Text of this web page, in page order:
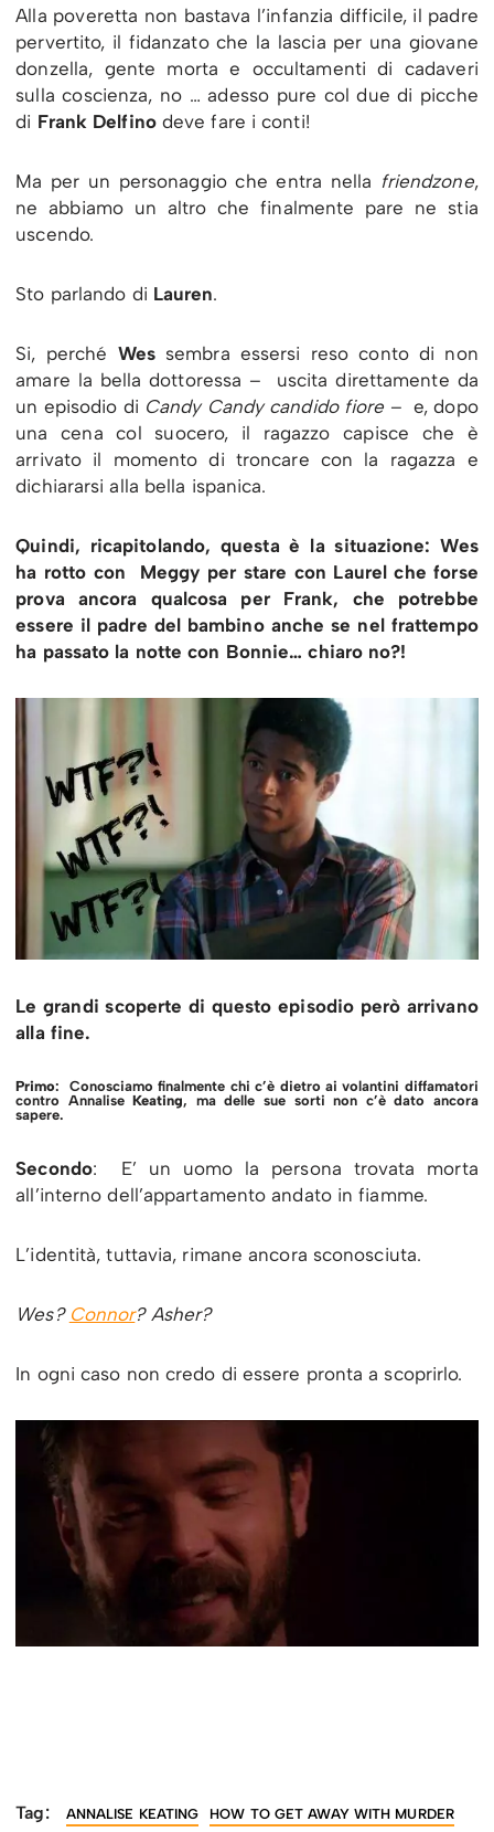
Alla poveretta non bastava l’infanzia difficile, il padre
pervertito, il fidanzato che la lascia per una giovane
donzella, gente morta e occultamenti di cadaveri
sulla coscienza, no … adesso pure col due di picche
di Frank Delfinodeve fare i conti!
Ma per un personaggio che entra nella friendzone,
ne abbiamo un altro che finalmente pare ne stia
uscendo.
Sto parlando di Lauren.
Si, perché Wessembra essersi reso conto di non
amare la bella dottoressa – uscita direttamente da
un episodio di Candy Candy candido fiore – e, dopo
una cena col suocero, il ragazzo capisce che è
arrivato il momento di troncare con la ragazza e
dichiararsi alla bella ispanica.
Quindi, ricapitolando, questa è la situazione: Wes
ha rotto con Meggy per stare con Laurel che forse
prova ancora qualcosa per Frank, che potrebbe
essere il padre del bambino anche se nel frattempo
ha passato la notte con Bonnie… chiaro no?!
Le grandi scoperte di questo episodio però arrivano
alla fine.
Primo: Conosciamo finalmente chi c’è dietro ai volantini diffamatori
contro AnnaliseKeating, ma delle sue sorti non c’è dato ancora
sapere.
Secondo: E’ un uomo la persona trovata morta
all’interno dell’appartamento andato in fiamme.
L’identità, tuttavia, rimane ancora sconosciuta.
Wes? Connor? Asher?
In ogni caso non credo di essere pronta a scoprirlo.
Tag: ANNALISE KEATING
HOW TO GET AWAY WITH MURDER